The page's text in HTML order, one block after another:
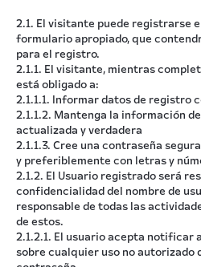
2.1. El visitante puede registrarse
formulario apropiado, que
para el registro.
2.1.1. El visitante, mientras
está obligado a:
2.1.1.1. Informar datos de registro
2.1.1.2. Mantenga la información
actualizada y verdadera
2.1.1.3. Cree una contraseña
y preferiblemente con letras y
2.1.2. El Usuario registrado será
confidencialidad del nombre de
responsable de todas las
de estos.
2.1.2.1. El usuario acepta notificar
sobre cualquier uso no autorizado